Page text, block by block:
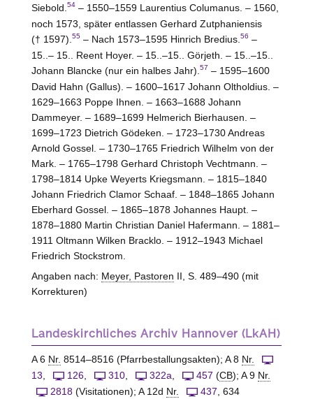
Siebold. 54– 1550–1559 Laurentius Columanus. – 1560,
noch 1573, später entlassen Gerhard Zutphaniensis
(† 1597). 55– Nach 1573–1595 Hinrich Bredius. 56 –
15..– 15.. Reent Hoyer. – 15..–15.. Görjeth. – 15..–15..
Johann Blancke (nur ein halbes Jahr). 57 – 1595–1600
David Hahn (Gallus). – 1600–1617 Johann Oltholdius. –
1629–1663 Poppe Ihnen. – 1663–1688 Johann
Dammeyer. – 1689–1699 Helmerich Bierhausen. –
1699–1723 Dietrich Gödeken. – 1723–1730 Andreas
Arnold Gossel. – 1730–1765 Friedrich Wilhelm von der
Mark. – 1765–1798 Gerhard Christoph Vechtmann. –
1798–1814 Upke Weyerts Kriegsmann. – 1815–1840
Johann Friedrich Clamor Schaaf. – 1848–1865 Johann
Eberhard Gossel. – 1865–1878 Johannes Haupt. –
1878–1880 Martin Christian Daniel Hafermann. – 1881–
1911 Oltmann Wilken Bracklo. – 1912–1943 Michael
Friedrich Stockstrom.
Angaben nach: Meyer, Pastoren II, S. 489–490 (mit
Korrekturen)
Landeskirchliches Archiv Hannover (LkAH)
A 6 Nr. 8514–8516 (Pfarrbestallungsakten); A 8 Nr.
13
126, 310, 322a 457 (CB); A 9 Nr.
2818(Visitationen); A 12d Nr. 437 , 634